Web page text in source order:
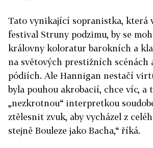
Tato vynikající sopranistka, která
festival Struny podzimu, by se
královny koloratur barokních a
na světových prestižních scénách
pódiích. Ale Hannigan nestačí
byla pouhou akrobacií, chce víc, a
„nezkrotnou“ interpretkou
ztělesnit zvuk, aby vycházel z
stejně Bouleze jako Bacha,“ říká.